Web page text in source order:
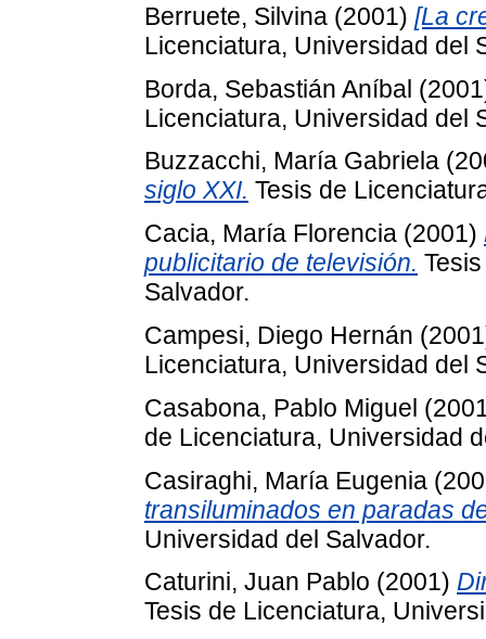
Berruete, Silvina (2001) [La
Licenciatura, Universidad del
Borda, Sebastián Aníbal
Licenciatura, Universidad del
Buzzacchi, María Gabriela
siglo XXI. Tesis de
Cacia, María Florencia (2001)
publicitario de televisión.
Salvador.
Campesi, Diego Hernán
Licenciatura, Universidad del
Casabona, Pablo Miguel
de Licenciatura, Universidad
Casiraghi, María Eugenia
transiluminados en paradas
Universidad del Salvador.
Caturini, Juan Pablo (2001)
Tesis de Licenciatura,